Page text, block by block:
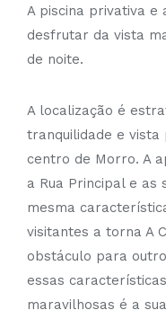
A piscina privativa e
desfrutar da vista
de noite.
A localização é
tranquilidade e vista
centro de Morro. A
a Rua Principal e as
mesma
visitantes a torna A
obstáculo para
essas
maravilhosas é a